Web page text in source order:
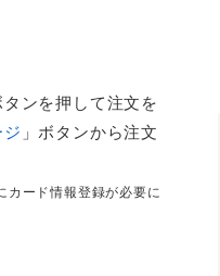
ンを押して注文を
」ボタンから注文
カード情報登録が必要に